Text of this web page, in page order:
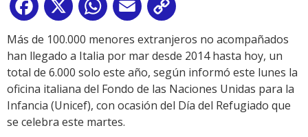
Facebook
X WhatsApp
Email
Link
Más de 100.000 menores extranjeros no acompañados
han llegado a Italia por mar desde 2014 hasta hoy, un
total de 6.000 solo este año, según informó este lunes la
oficina italiana del Fondo de las Naciones Unidas para la
Infancia (Unicef), con ocasión del Día del Refugiado que
se celebra este martes.